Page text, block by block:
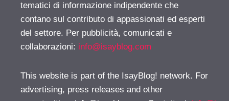
tematici di informazione indipendente che
contano sul contributo di appassionati ed esperti
del settore. Per pubblicità, comunicati e
collaborazioni: info@isayblog.com
This website is part of the IsayBlog! network. For
advertising, press releases and other